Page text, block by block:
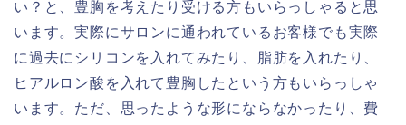
い？と、豊胸を考えたり受ける方もいらっしゃると思
います。実際にサロンに通われているお客様でも実際
に過去にシリコンを入れてみたり、脂肪を入れたり、
ヒアルロン酸を入れて豊胸したという方もいらっしゃ
います。ただ、思ったような形にならなかったり、費